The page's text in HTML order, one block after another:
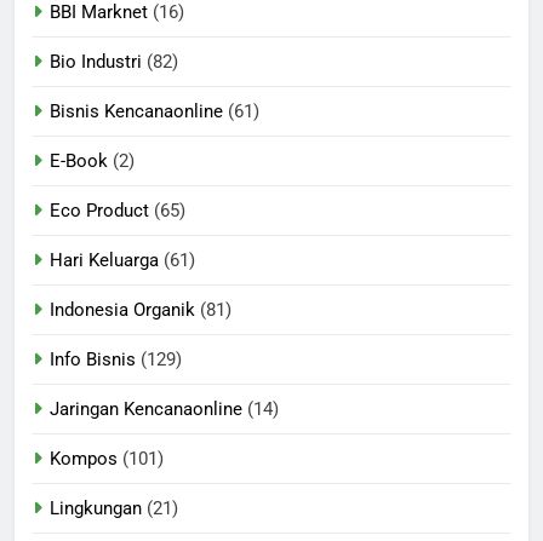
BBI Marknet (16)
Bio Industri (82)
Bisnis Kencanaonline (61)
E-Book (2)
Eco Product (65)
Hari Keluarga (61)
Indonesia Organik (81)
Info Bisnis (129)
Jaringan Kencanaonline (14)
Kompos (101)
Lingkungan (21)